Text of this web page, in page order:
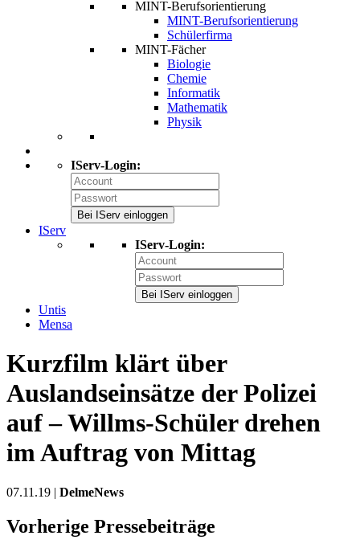
MINT-Berufsorientierung
MINT-Berufsorientierung
Schülerfirma
MINT-Fächer
Biologie
Chemie
Informatik
Mathematik
Physik
IServ-Login:
Bei IServ einloggen
IServ
IServ-Login:
Bei IServ einloggen
Untis
Mensa
Kurzfilm klärt über
Auslandseinsätze der Polizei
auf – Willms-Schüler drehen
im Auftrag von Mittag
07.11.19 | DelmeNews
Vorherige Pressebeiträge